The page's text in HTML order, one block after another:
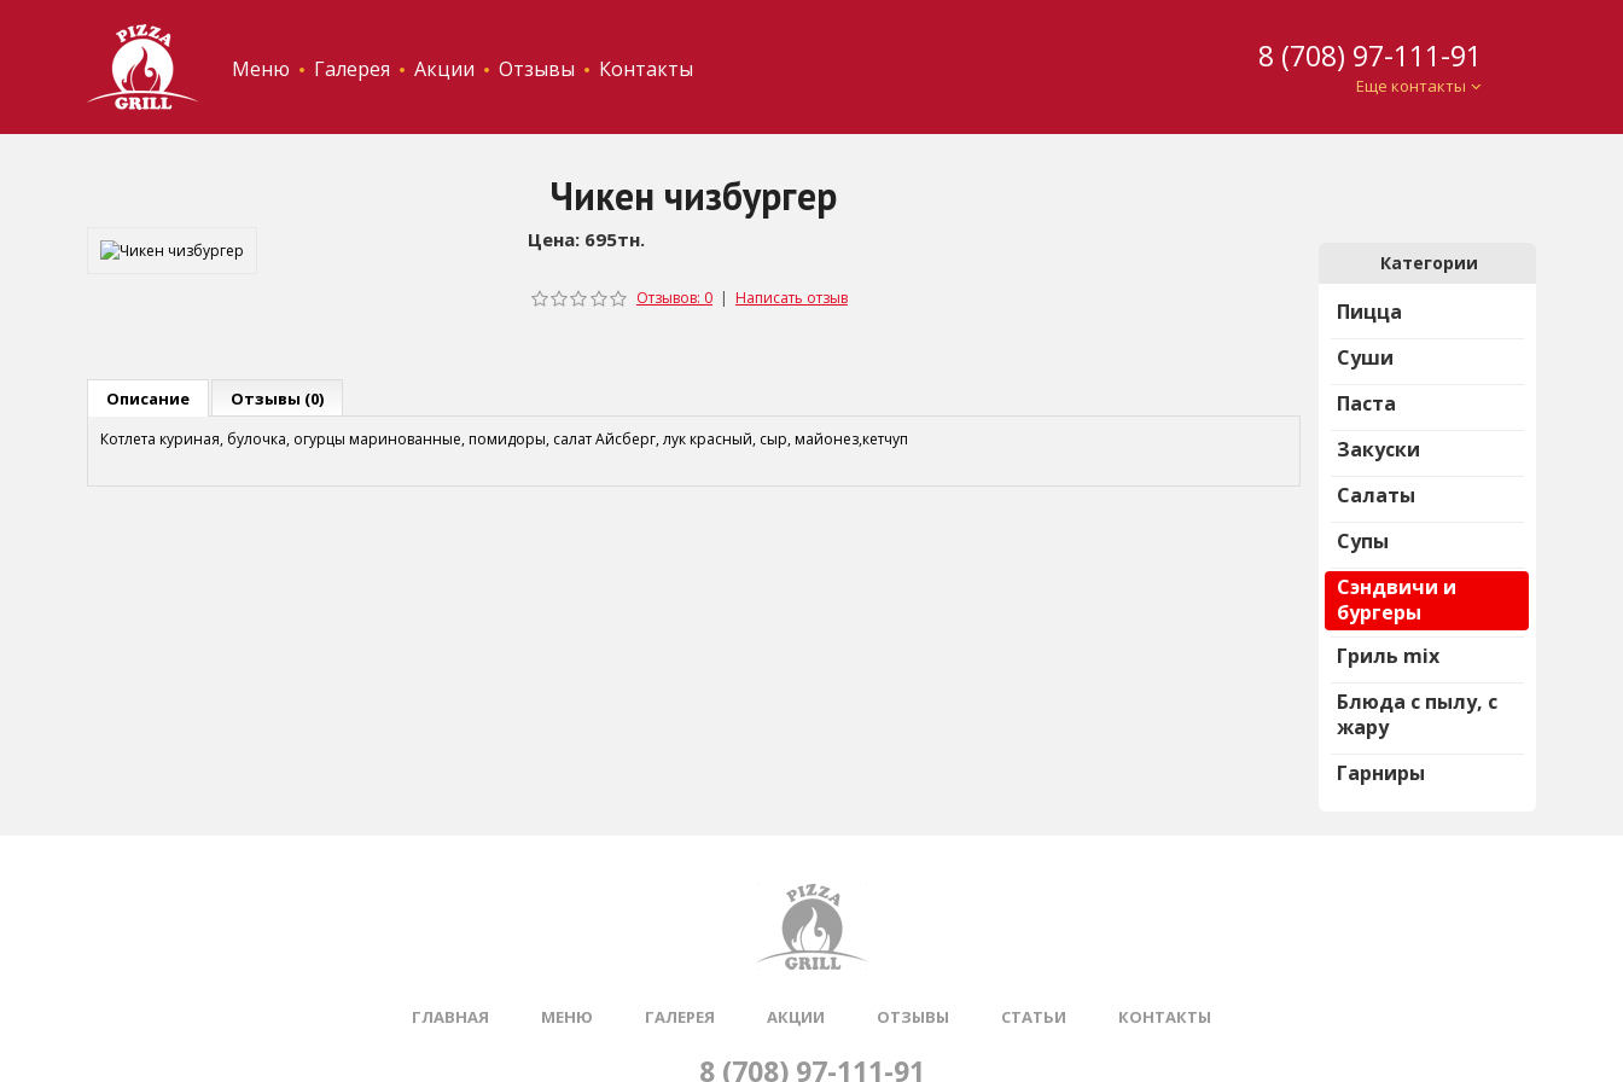
Меню Галерея Акции Отзывы Контакты 8 (708) 97-111-91
Еще контакты
Категории
Пицца
Суши
Паста
Закуски
Салаты
Супы
Сэндвичи и
бургеры
Гриль mix
Блюда с пылу, с
жару
Гарниры
Чикен чизбургер
Цена: 695тн.
Отзывов: 0| Написать отзыв
Описание Отзывы (0)
Котлета куриная, булочка, огурцы маринованные, помидоры, салат Айсберг, лук красный, сыр, майонез,кетчуп
ГЛАВНАЯ МЕНЮ ГАЛЕРЕЯ АКЦИИ ОТЗЫВЫ СТАТЬИ КОНТАКТЫ
8 (708) 97-111-91